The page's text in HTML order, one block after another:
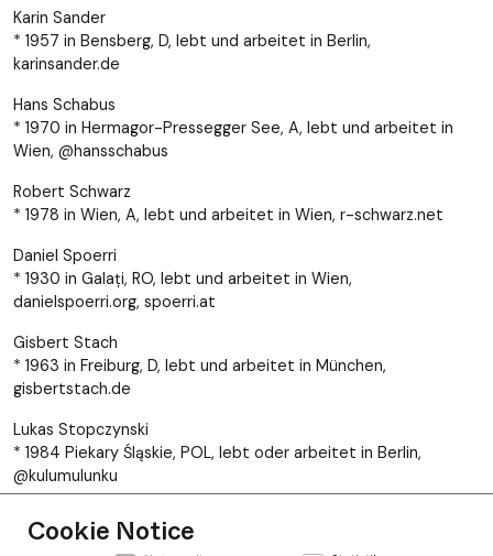
Karin Sander
* 1957 in Bensberg, D, lebt und arbeitet in Berlin,
karinsander.de
Hans Schabus
* 1970 in Hermagor-Pressegger See, A, lebt und arbeitet in
Wien, @hansschabus
Robert Schwarz
* 1978 in Wien, A, lebt und arbeitet in Wien, r-schwarz.net
Daniel Spoerri
* 1930 in Galați, RO, lebt und arbeitet in Wien,
danielspoerri.org, spoerri.at
Gisbert Stach
* 1963 in Freiburg, D, lebt und arbeitet in München,
gisbertstach.de
Lukas Stopczynski
* 1984 Piekary Śląskie, POL, lebt oder arbeitet in Berlin,
@kulumulunku
Cookie Notice